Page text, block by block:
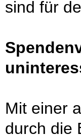
sind für
Mit einer
durch die